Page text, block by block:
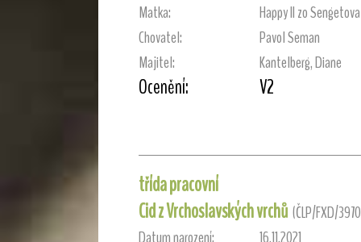
Matka:
Happy II zo Sengetova
Chovatel:
Pavol Seman
Majitel:
Kantelberg, Diane
Ocenění: V2
třída pracovní
Cid z Vrchoslavských vrchů (ČLP/FXD/